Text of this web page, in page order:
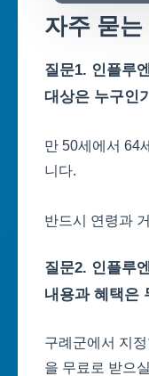
자주 묻는
질문1. 인플루
대상은 누구인
만 50세에서 64
니다.
반드시 연령과
질문2. 인플루
내용과 혜택은
구례군에서 지
을 무료로 받으